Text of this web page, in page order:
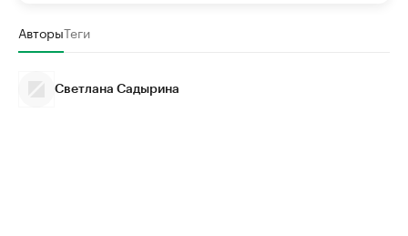
АвторыТеги
Светлана Садырина